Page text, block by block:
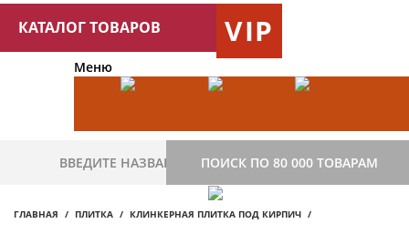
КАТАЛОГ ТОВАРОВ VIP
Меню
ПОИСК ПО 80 000 ТОВАРАМ
ГЛАВНАЯ ПЛИТКА КЛИНКЕРНАЯ ПЛИТКА ПОД КИРПИЧ